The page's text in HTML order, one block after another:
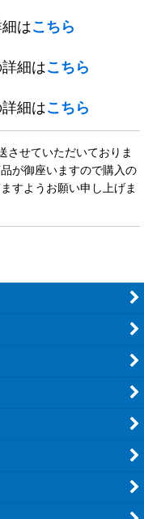
はこちら
細はこちら
細はこちら
させていただいておりま
が御座いますので購入の
すようお願い申し上げま